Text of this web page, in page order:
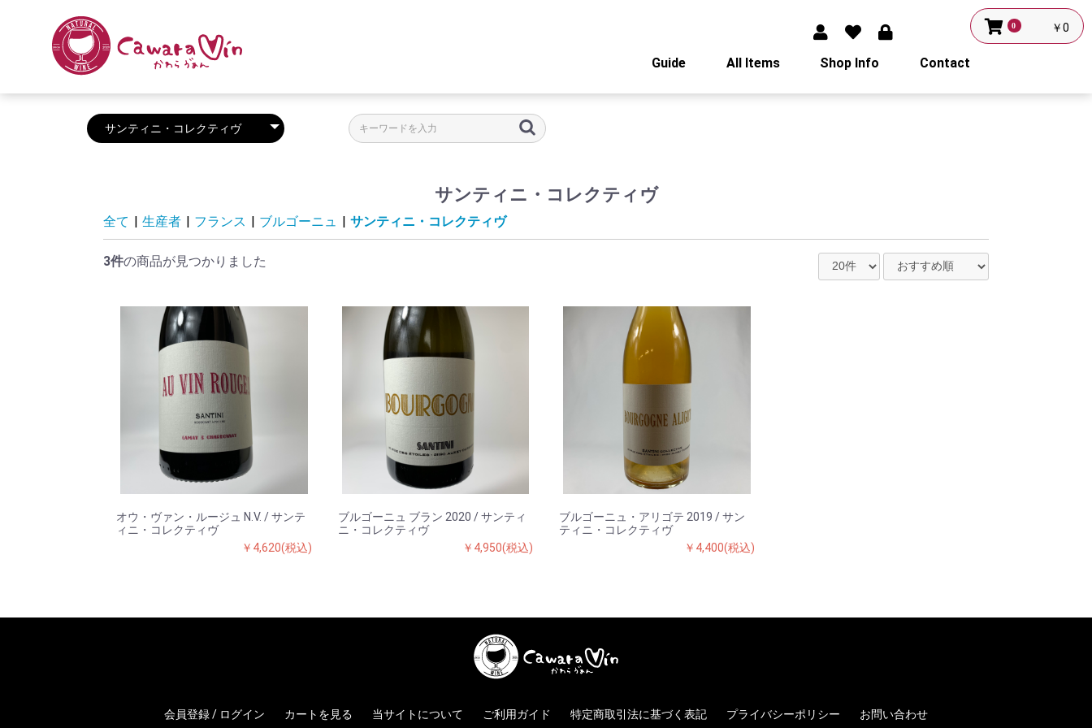
0 ￥0
Guide All Items Shop Info Contact
サンティニ・コレクティヴ
全て | 生産者 | フランス | ブルゴーニュ | サンティニ・コレクティヴ
3件の商品が見つかりました
オウ・ヴァン・ルージュ N.V. / サンテ
ィニ・コレクティヴ
￥4,620(税込)
ブルゴーニュ ブラン 2020 / サンティ
ニ・コレクティヴ
￥4,950(税込)
ブルゴーニュ・アリゴテ 2019 / サン
ティニ・コレクティヴ
￥4,400(税込)
会員登録 / ログイン カートを見る 当サイトについて ご利用ガイド 特定商取引法に基づく表記 プライバシーポリシー お問い合わせ